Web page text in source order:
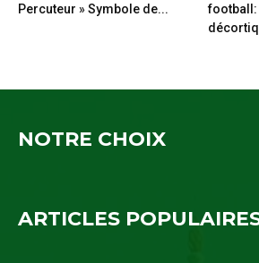
Percuteur » Symbole de...
football:
NOTRE CHOIX
ARTICLES